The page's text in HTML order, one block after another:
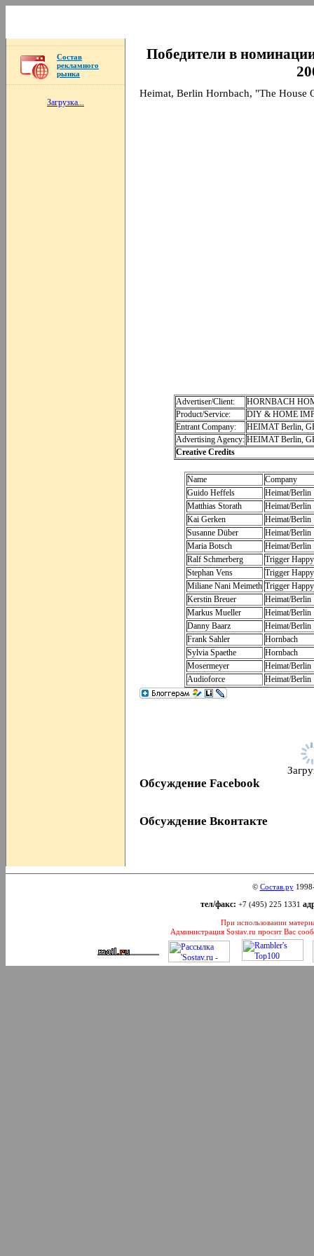
Состав
рекламного
рынка
Загрузка...
Победители в
Heimat, Berlin Hornbach, "The House
Advertiser/Client:
HORNBACH
Product/Service:
DIY & HOME
Entrant Company:
HEIMAT Berlin,
Advertising Agency: HEIMAT Berlin,
Creative Credits
Name
Company
Guido Heffels
Heimat/Berlin
Matthias Storath
Heimat/Berlin
Kai Gerken
Heimat/Berlin
Susanne Düber
Heimat/Berlin
Maria Botsch
Heimat/Berlin
Ralf Schmerberg
Trigger
Stephan Vens
Trigger
Miliane Nani Meimeth Trigger
Kerstin Breuer
Heimat/Berlin
Markus Mueller
Heimat/Berlin
Danny Baarz
Heimat/Berlin
Frank Sahler
Hornbach
Sylvia Spaethe
Hornbach
Mosermeyer
Heimat/Berlin
Audioforce
Heimat/Berlin
Обсуждение Facebook
Обсуждение Вконтакте
© Состав.ру
тел/факс: +7 (495) 225 1331
При использовании
Администрация Sostav.ru просит Вас